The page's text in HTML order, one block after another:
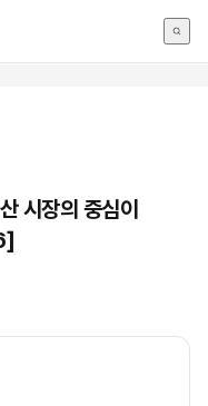
시장의 중심이